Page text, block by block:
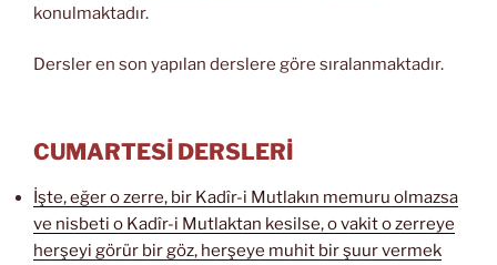
konulmaktadır.
Dersler en son yapılan derslere göre sıralanmaktadır.
CUMARTESİ DERSLERİ
İşte, eğer o zerre, bir Kadîr-i Mutlakın memuru olmazsa
ve nisbeti o Kadîr-i Mutlaktan kesilse, o vakit o zerreye
herşeyi görür bir göz, herşeye muhit bir şuur vermek